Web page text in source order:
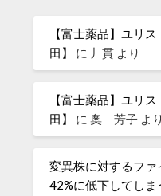
【富士薬品】ユリ
田】
に 丿貫 より
【富士薬品】ユリ
田】
に奧 芳子 より
変異株に対するフ
42%に低下してしま